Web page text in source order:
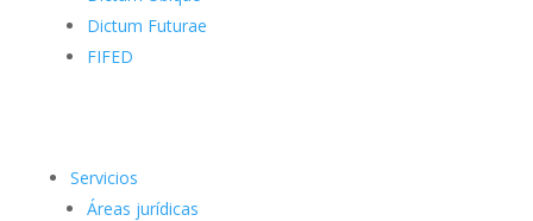
Dictum Futurae
FIFED
Servicios
Áreas jurídicas